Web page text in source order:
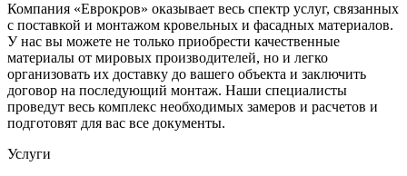
Компания «Еврокров» оказывает весь спектр услуг, связанных
с поставкой и монтажом кровельных и фасадных материалов.
У нас вы можете не только приобрести качественные
материалы от мировых производителей, но и легко
организовать их доставку до вашего объекта и заключить
договор на последующий монтаж. Наши специалисты
проведут весь комплекс необходимых замеров и расчетов и
подготовят для вас все документы.
Услуги